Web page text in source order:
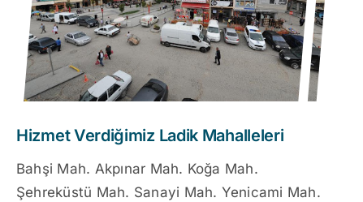
Hizmet Verdiğimiz Ladik Mahalleleri
Bahşi Mah. Akpınar Mah. Koğa Mah.
Şehreküstü Mah. Sanayi Mah. Yenicami Mah.